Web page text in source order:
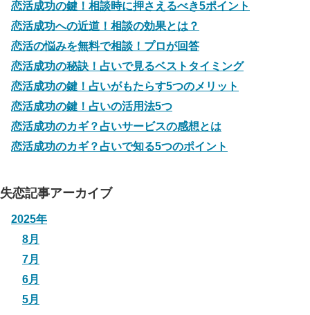
恋活成功の鍵！相談時に押さえるべき5ポイント
恋活成功への近道！相談の効果とは？
恋活の悩みを無料で相談！プロが回答
恋活成功の秘訣！占いで見るベストタイミング
恋活成功の鍵！占いがもたらす5つのメリット
恋活成功の鍵！占いの活用法5つ
恋活成功のカギ？占いサービスの感想とは
恋活成功のカギ？占いで知る5つのポイント
失恋記事アーカイブ
2025年
8月
7月
6月
5月